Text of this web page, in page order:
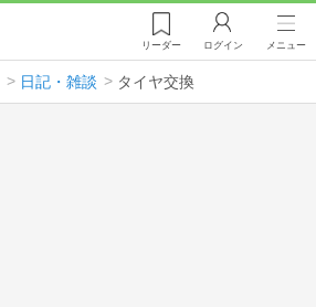
リーダー ログイン メニュー
日記・雑談 タイヤ交換